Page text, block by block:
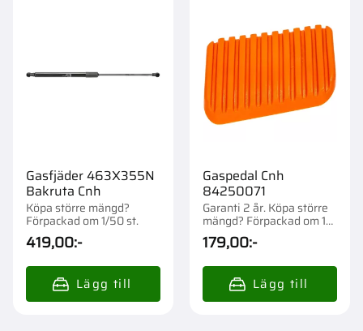
Gasfjäder 463X355N
Bakruta Cnh
Köpa större mängd?
Förpackad om 1/50 st.
419,00:-
Gaspedal Cnh
84250071
Garanti 2 år. Köpa större
mängd? Förpackad om 1
st.
179,00:-